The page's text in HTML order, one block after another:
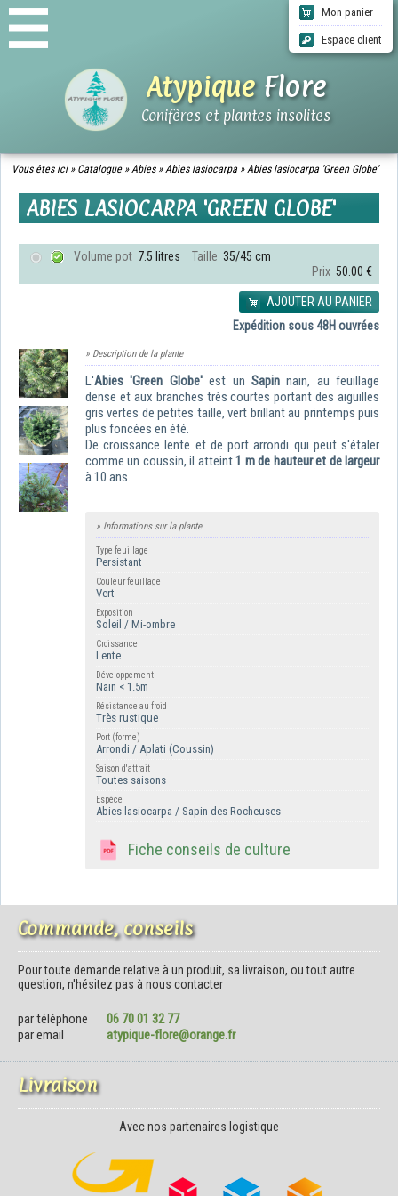
AtypiqueFlore
Conifères et plantes insolites
Mon panier
Espace client
ACCUEIL
QUI SOMMES-NOUS ?
INFOS LIVRAISONS
CGV
Vous êtes ici » Catalogue»Abies»Abies lasiocarpa »Abies lasiocarpa 'Green Globe'
ABIES LASIOCARPA 'GREEN GLOBE'
Volume pot 7.5 litres Taille 35/45 cm
Prix 50.00 €
AJOUTER AU PANIER
Expédition sous 48H ouvrées
» Description de la plante
L'Abies 'Green Globe'est un Sapinnain, au feuillage
dense et aux branches très courtes portant des aiguilles
gris vertes de petites taille, vert brillant au printemps puis
plus foncées en été.
De croissance lente et de port arrondi qui peut s'étaler
comme un coussin, il atteint1 m de hauteur et de largeur
à 10 ans.
» Informations sur la plante
Type feuillage
Persistant
Couleur feuillage
Vert
Exposition
Soleil / Mi-ombre
Croissance
Lente
Développement
Nain < 1.5m
Résistance au froid
Très rustique
Port (forme)
Arrondi / Aplati (Coussin)
Saison d'attrait
Toutes saisons
Espèce
Abies lasiocarpa / Sapin des Rocheuses
Fiche conseils de culture
Commande, conseils
Pour toute demande relative à un produit, sa livraison, ou tout autre
question, n'hésitez pas à nous contacter
par téléphone
06 70 01 32 77
par email
atypique-flore@orange.fr
Livraison
Avec nos partenaires logistique